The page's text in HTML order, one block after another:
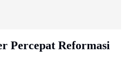
Percepat Reformasi